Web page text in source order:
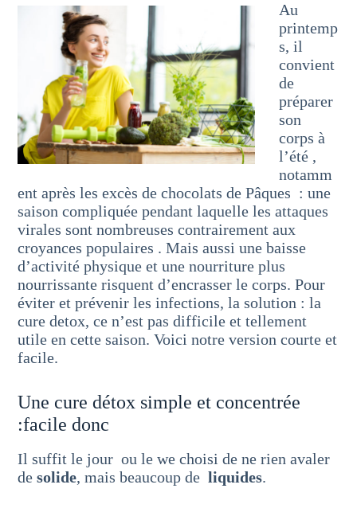
Au
printemp
s, il
convient
de
préparer
son
corps à
l’été ,
notamm
ent après les excès de chocolats de Pâques : une
saison compliquée pendant laquelle les attaques
virales sont nombreuses contrairement aux
croyances populaires . Mais aussi une baisse
d’activité physique et une nourriture plus
nourrissante risquent d’encrasser le corps. Pour
éviter et prévenir les infections, la solution : la
cure detox, ce n’est pas difficile et tellement
utile en cette saison. Voici notre version courte et
facile.
Une cure détox simple et concentrée
:facile donc
Il suffit le jour ou le we choisi de ne rien avaler
desolide, mais beaucoup deliquides.